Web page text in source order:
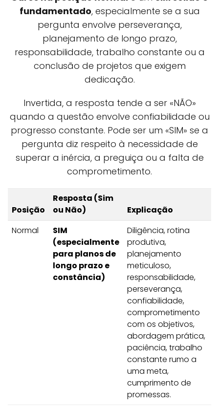
fundamentado, especialmente se a sua
pergunta envolve perseverança,
planejamento de longo prazo,
responsabilidade, trabalho constante ou a
conclusão de projetos que exigem
dedicação.
Invertida, a resposta tende a ser «NÃO»
quando a questão envolve confiabilidade ou
progresso constante. Pode ser um «SIM» se a
pergunta diz respeito à necessidade de
superar a inércia, a preguiça ou a falta de
comprometimento.
Posição
Resposta (Sim
ou Não)
Explicação
Normal
SIM
(especialmente
para planos de
longo prazo e
constância)
Diligência, rotina
produtiva,
planejamento
meticuloso,
responsabilidade,
perseverança,
confiabilidade,
comprometimento
com os objetivos,
abordagem prática,
paciência, trabalho
constante rumo a
uma meta,
cumprimento de
promessas.